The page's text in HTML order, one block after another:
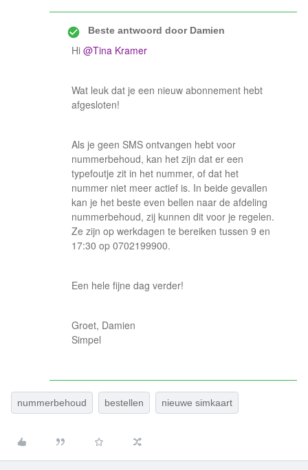
Beste antwoord doorDamien
Hi @Tina Kramer
Wat leuk dat je een nieuw abonnement hebt
afgesloten!
Als je geen SMS ontvangen hebt voor
nummerbehoud, kan het zijn dat er een
typefoutje zit in het nummer, of dat het
nummer niet meer actief is. In beide gevallen
kan je het beste even bellen naar de afdeling
nummerbehoud, zij kunnen dit voor je regelen.
Ze zijn op werkdagen te bereiken tussen 9 en
17:30 op 0702199900.
Een hele fijne dag verder!
Groet, Damien
Simpel
nummerbehoud bestellen nieuwe simkaart